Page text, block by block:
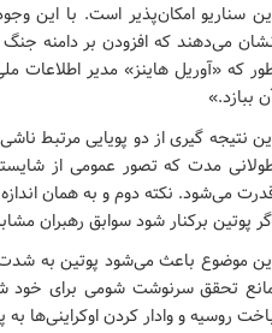
سناریو امکان‌پذیر است. با این
می‌دهند که افزودن بر دامنه
که «آوریل هاینز» مدیر اطلاعات
ببازد.»
نتیجه گیری از دو پویایی
مدت که تصور عمومی از
می‌شود. نکته دوم و به همان
پوتین برکنار شود سوابق رهبران
موضوع باعث می‌شود پوتین به شدت
تحقق سرنوشت شومی برای خود
روسیه و وادار کردن اوکراینی‌ها